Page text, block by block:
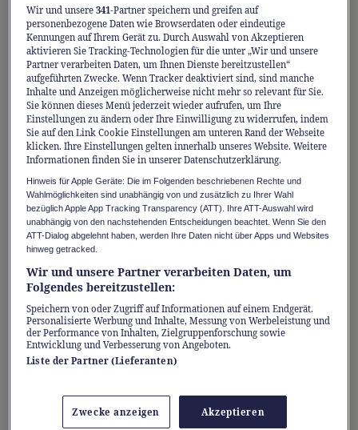
liegt der perfekte Auftakt für einen
gelungenen Ausflug.
Ein paar Schritte weiter warten die Gassen
der historischen Altstadt mit charmanten
Boutiquen, Cafés und einem kurzen Aufstieg
zum Schloss Rapperswil – dem Wahrzeichen
der Stadt mit fantastischem Blick über den
Zürichsee.
Und danach? Gehts ab in die Natur: Der
Erlebnisweg Obersee führt rund um den
oberen Zürichsee – zu Fuss oder mit dem
Velo, ganz flexibel und an jedem Wochentag.
Wer möchte, nimmt einen Entdeckerrucksack
samt Schatzkarte mit auf die sechs
abwechslungsreichen Etappen. Die Route
verläuft direkt am Wasser entlang, durch
Wälder und kleine Dörfer – und bietet
Wir und unsere341-Partner speichern und greifen auf
personenbezogene Daten wie Browserdaten oder eindeutige
Kennungen auf Ihrem Gerät zu. Durch Auswahl von Akzeptieren
aktivieren Sie Tracking-Technologien für die unter „Wir und unsere
Partner verarbeiten Daten, um Ihnen Dienste bereitzustellen“
aufgeführten Zwecke. Wenn Tracker deaktiviert sind, sind manche
Inhalte und Anzeigen möglicherweise nicht mehr so relevant für Sie.
Sie können dieses Menü jederzeit wieder aufrufen, um Ihre
Einstellungen zu ändern oder Ihre Einwilligung zu widerrufen, indem
Sie auf den Link Cookie Einstellungen am unteren Rand der Webseite
klicken. Ihre Einstellungen gelten innerhalb unseres Website. Weitere
Informationen finden Sie in unserer Datenschutzerklärung.
Hinweis für Apple Geräte: Die im Folgenden beschriebenen Rechte und
Wahlmöglichkeiten sind unabhängig von und zusätzlich zu Ihrer Wahl
bezüglich Apple App Tracking Transparency (ATT). Ihre ATT-Auswahl wird
unabhängig von den nachstehenden Entscheidungen beachtet. Wenn Sie den
ATT-Dialog abgelehnt haben, werden Ihre Daten nicht über Apps und Websites
hinweg getracked.
Wir und unsere Partner verarbeiten Daten, um
Folgendes bereitzustellen:
Speichern von oder Zugriff auf Informationen auf einem Endgerät.
Personalisierte Werbung und Inhalte, Messung von Werbeleistung und
der Performance von Inhalten, Zielgruppenforschung sowie
Entwicklung und Verbesserung von Angeboten.
Liste der Partner (Lieferanten)
Zwecke anzeigen Akzeptieren